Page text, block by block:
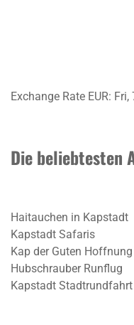
Exchange Rate EUR: Fri,
Die beliebtesten
Haitauchen in Kapstadt
Kapstadt Safaris
Kap der Guten Hoffnung
Hubschrauber Runflug
Kapstadt Stadtrundfahrt